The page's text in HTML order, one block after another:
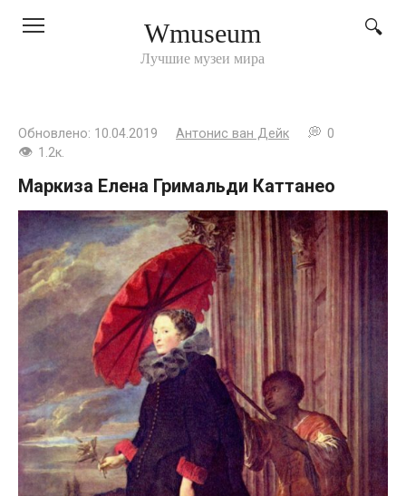
Wmuseum
Лучшие музеи мира
Обновлено: 10.04.2019 Антонис ван Дейк
0
1.2к.
Маркиза Елена Гримальди Каттанео